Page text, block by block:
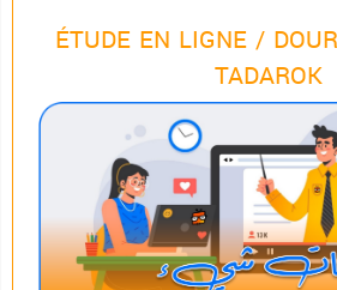
ÉTUDE EN LIGNE /
TADAROK